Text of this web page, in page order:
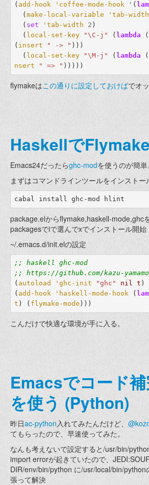
( add-hook 'coffee-mode-hook ' (
( make-local-variable 'tab-width
( set 'tab-width 2 )
( local-set-key "\C-j" ( lambda
( insert " -> " )))
( local-set-key "\M-j" ( lambda
nsert
" => " )))))
flymakeはこの通りに設定しておけばでオ
HaskellでFlymake
Emacs24だったらghc-modを使うのが簡単。
まずはコマンドラインツールをインストー
package.elからflymake,haskell-mode,ghc
packagesでiで選んでxでインストール開始
~/.emacs.d/init.elの設定
;; haskell ghc-mod
;; https://github.com/kazu-
( autoload 'ghc-init "ghc" nil t )
( add-hook 'haskell-mode-hook (
t ) ( flymake-mode )))
こんだけで快適な環境が手に入る。
Emacsでコード
を使う (Python)
昨日ac-python 入れてみたんだけど、
てもらったので、早速使ってみた。
なんも考えないで設定すると/usr/bin/
import errorが起きていたので、
DIR/env/bin/python に/usr/local/bin/python
張って解決